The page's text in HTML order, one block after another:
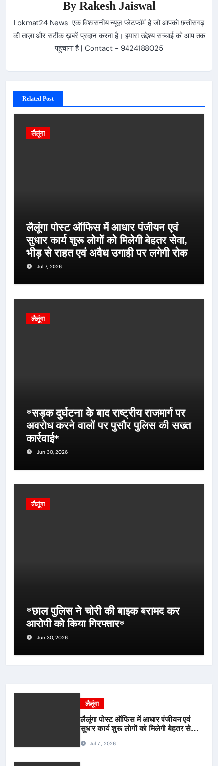
By Rakesh Jaiswal
Lokmat24 News एक विश्वसनीय न्यूज़ प्लेटफॉर्म है जो आपको छत्तीसगढ़
की ताज़ा और सटीक ख़बरें प्रदान करता है। हमारा उद्देश्य सच्चाई को आप तक
पहुंचाना है | Contact - 9424188025
Related Post
लैलूंगा
लैलूंगा पोस्ट ऑफिस में आधार पंजीयन एवं
सुधार कार्य शुरू लोगों को मिलेगी बेहतर सेवा,
भीड़ से राहत एवं अवैध उगाही पर लगेगी रोक
Jul 7, 2026
लैलूंगा
*सड़क दुर्घटना के बाद राष्ट्रीय राजमार्ग पर
अवरोध करने वालों पर पुसौर पुलिस की सख्त
कार्रवाई*
Jun 30, 2026
लैलूंगा
*छाल पुलिस ने चोरी की बाइक बरामद कर
आरोपी को किया गिरफ्तार*
Jun 30, 2026
लैलूंगा
लैलूंगा पोस्ट ऑफिस में आधार पंजीयन एवं
सुधार कार्य शुरू लोगों को मिलेगी बेहतर सेवा,
Jul 7 , 2026